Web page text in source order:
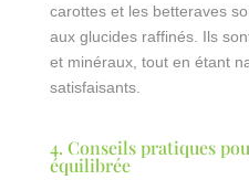
carottes et les betteraves
aux glucides raffinés. Ils
et minéraux, tout en étant
satisfaisants.
4. Conseils pratiques
équilibrée